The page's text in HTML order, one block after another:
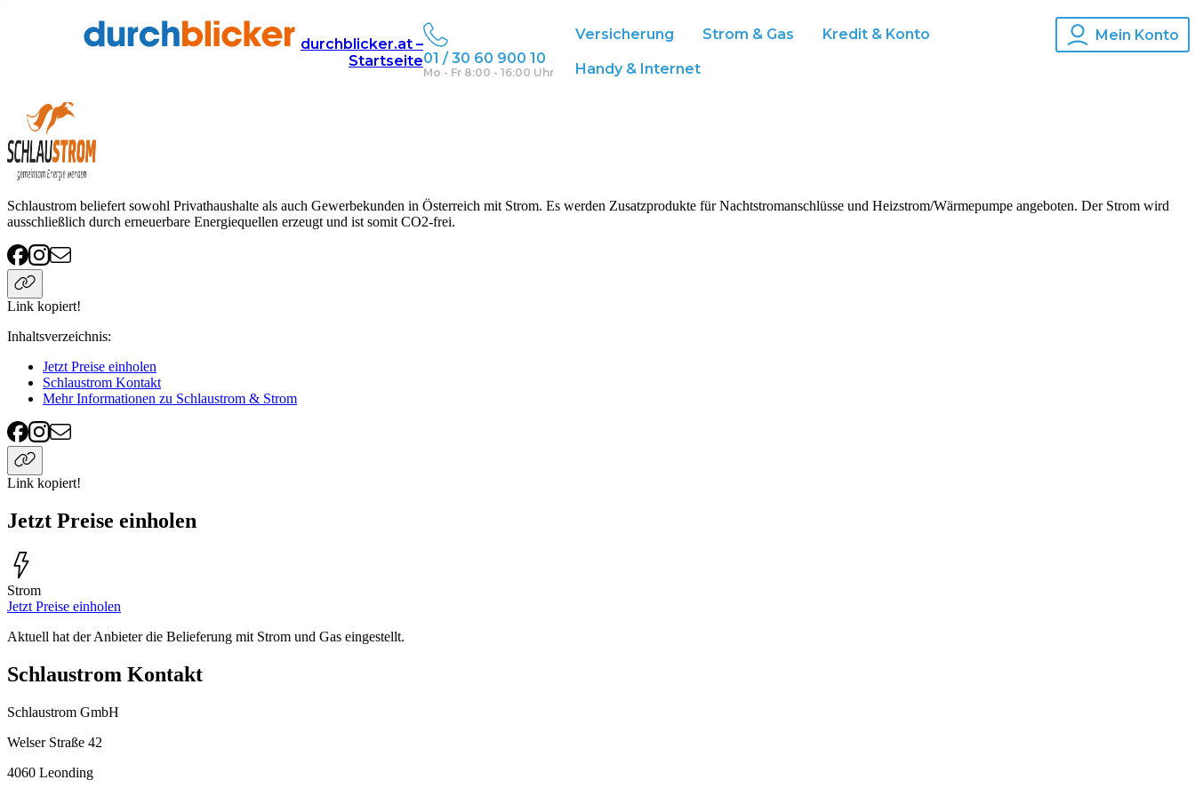
durchblicker.at –
Startseite01 / 30 60 900 10
Mo - Fr 8:00 - 16:00 Uhr
Versicherung Strom & Gas Kredit & Konto
Handy & Internet
Mein Konto
Energie strom Schlaustrom
Schlaustrom beliefert sowohl Privathaushalte als auch Gewerbekunden in Österreich mit Strom. Es werden Zusatzprodukte für Nachtstromanschlüsse und Heizstrom/Wärmepumpe angeboten. Der Strom wird
ausschließlich durch erneuerbare Energiequellen erzeugt und ist somit CO2-frei.
Link kopiert!
Inhaltsverzeichnis:
Jetzt Preise einholen
Schlaustrom Kontakt
Mehr Informationen zu Schlaustrom & Strom
Link kopiert!
Jetzt Preise einholen
Strom
Jetzt Preise einholen
Aktuell hat der Anbieter die Belieferung mit Strom und Gas eingestellt.
Schlaustrom Kontakt
Schlaustrom GmbH
Welser Straße 42
4060 Leonding